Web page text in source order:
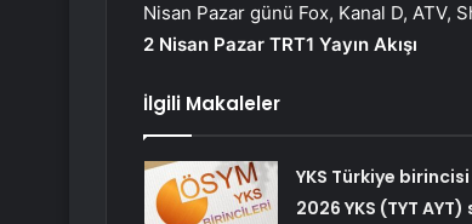
Nisan Pazar günü Fox, Kanal D, ATV,
2 Nisan Pazar TRT1 Yayın Akışı
İlgili Makaleler
YKS Türkiye
2026 YKS (TYT AYT)